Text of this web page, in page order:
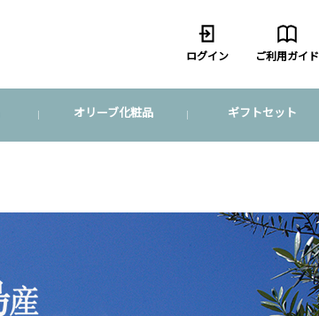
ログイン ご利用ガイド
オリーブ化粧品 ギフトセット